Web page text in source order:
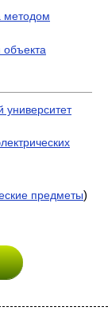
методом
университет
предметы)